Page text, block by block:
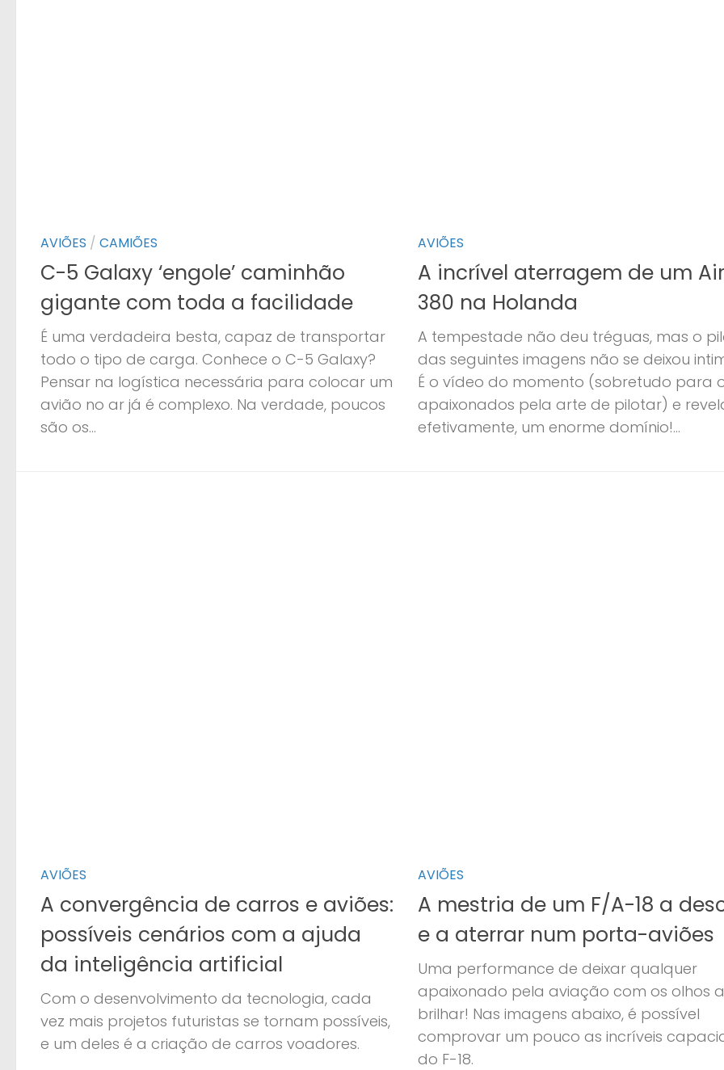
AVIÕES / CAMIÕES
C-5 Galaxy ‘engole’ caminhão
gigante com toda a facilidade
É uma verdadeira besta, capaz de transportar
todo o tipo de carga. Conhece o C-5 Galaxy?
Pensar na logística necessária para colocar um
avião no ar já é complexo. Na verdade, poucos
são os...
AVIÕES
A incrível aterragem de um
380 na Holanda
A tempestade não deu tréguas, mas o
das seguintes imagens não se deixou
É o vídeo do momento (sobretudo para
apaixonados pela arte de pilotar) e
efetivamente, um enorme domínio!...
AVIÕES
A convergência de carros e aviões:
possíveis cenários com a ajuda
da inteligência artificial
Com o desenvolvimento da tecnologia, cada
vez mais projetos futuristas se tornam possíveis,
e um deles é a criação de carros voadores.
AVIÕES
A mestria de um F/A-18 a
e a aterrar num porta-aviões
Uma performance de deixar qualquer
apaixonado pela aviação com os olhos a
brilhar! Nas imagens abaixo, é possível
comprovar um pouco as incríveis
do F-18.